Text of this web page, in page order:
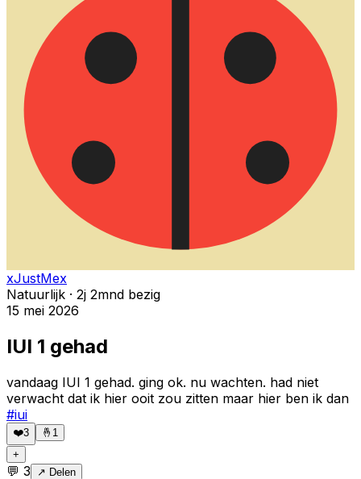
xJustMex
Natuurlijk · 2j 2mnd bezig
15 mei 2026
IUI 1 gehad
vandaag IUI 1 gehad. ging ok. nu wachten. had niet
verwacht dat ik hier ooit zou zitten maar hier ben ik dan
#iui
❤️3 🤞 1
+
💬 3 ↗ Delen